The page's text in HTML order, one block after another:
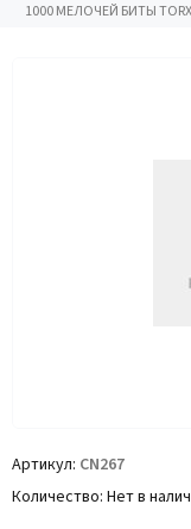
1000 МЕЛОЧЕЙ БИТЫ TORX
Артикул CN267
Количество Нет в